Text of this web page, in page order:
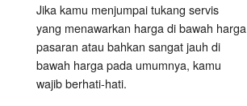
Jika kamu menjumpai tukang servis
yang menawarkan harga di bawah harga
pasaran atau bahkan sangat jauh di
bawah harga pada umumnya, kamu
wajib berhati-hati.